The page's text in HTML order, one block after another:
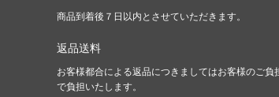
商品到着後７日以内とさせていただきます。
返品送料
お客様都合による返品につきましてはお客様のご
で負担いたします。